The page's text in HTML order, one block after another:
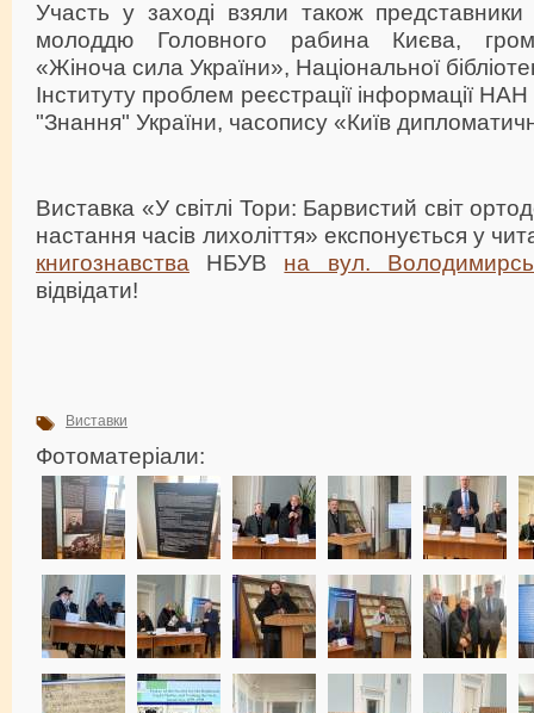
Участь у заході взяли також
молоддю Головного рабина Києва,
«Жіноча сила України», Національної
Інституту проблем реєстрації інформації
"Знання" України, часопису «Київ
Виставка «У світлі Тори: Барвистий світ
настання часів лихоліття» експонується у
книгознавства НБУВ на вул.
відвідати!
Виставки
Фотоматеріали: